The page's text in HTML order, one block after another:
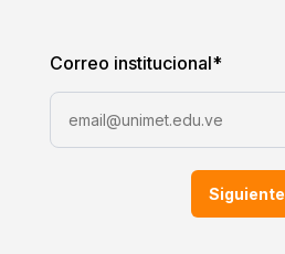
Correo institucional*
Siguiente